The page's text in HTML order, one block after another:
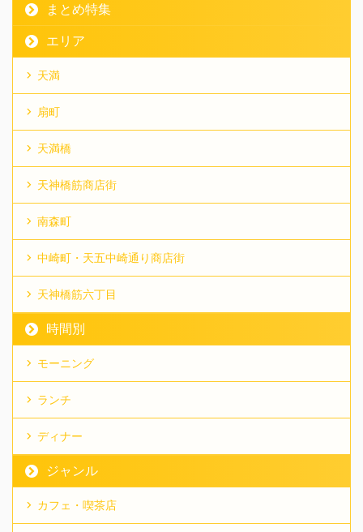
まとめ特集
エリア
天満
扇町
天満橋
天神橋筋商店街
南森町
中崎町・天五中崎通り商店街
天神橋筋六丁目
時間別
モーニング
ランチ
ディナー
ジャンル
カフェ・喫茶店